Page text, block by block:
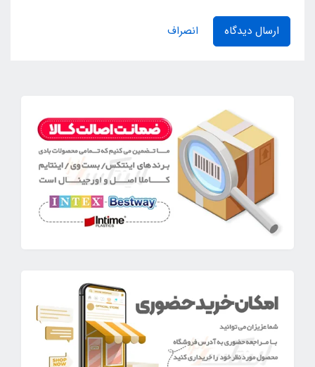
ارسال دیدگاه انصراف